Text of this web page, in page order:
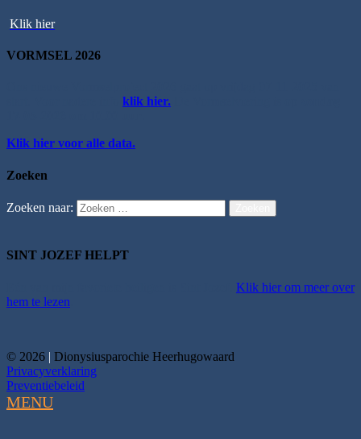
Klik hier
VORMSEL 2026
klik hier.
Klik hier voor alle data.
Zoeken
Zoeken naar:
SINT JOZEF HELPT
Klik hier om meer over
hem te lezen
© 2026 | Dionysiusparochie Heerhugowaard
Privacyverklaring
Preventiebeleid
MENU